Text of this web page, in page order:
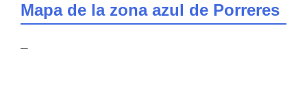
Mapa de la zona azul de Porreres
–